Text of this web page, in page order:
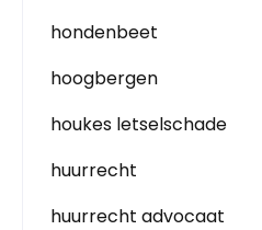
hondenbeet
hoogbergen
houkes letselschade
huurrecht
huurrecht advocaat